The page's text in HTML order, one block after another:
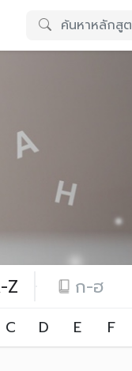
Z ก-ฮ
C D E F